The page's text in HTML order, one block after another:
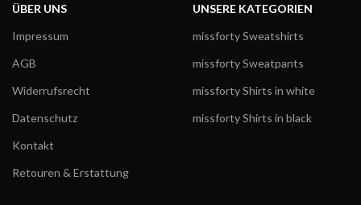
ÜBER UNS
Impressum
AGB
Widerrufsrecht
Datenschutz
Kontakt
Retouren & Erstattung
UNSERE KATEGORIEN
missforty Sweatshirts
missforty Sweatpants
missforty Shirts in white
missforty Shirts in black